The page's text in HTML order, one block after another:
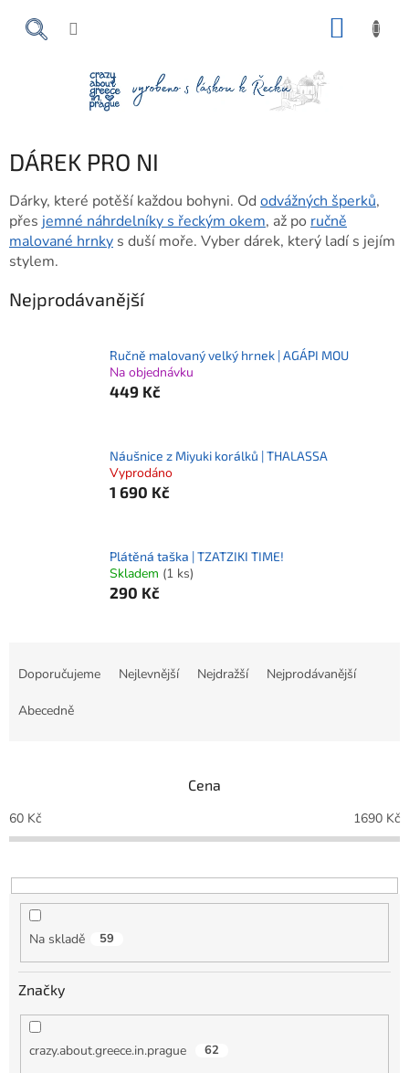
DÁREK PRO NI
Dárky, které potěší každou bohyni. Od odvážných šperků,
přes jemné náhrdelníky s řeckým okem, až po ručně
malované hrnky s duší moře. Vyber dárek, který ladí s jejím
stylem.
Nejprodávanější
Ručně malovaný velký hrnek | AGÁPI MOU
Na objednávku
449 Kč
Náušnice z Miyuki korálků | THALASSA
Vyprodáno
1 690 Kč
Plátěná taška | TZATZIKI TIME!
Skladem (1 ks)
290 Kč
o
d
k
t
Doporučujeme Nejlevnější Nejdražší Nejprodávanější
Abecedně
Cena
60 Kč 1690 Kč
Na skladě 59
Značky
crazy.about.greece.in.prague 62